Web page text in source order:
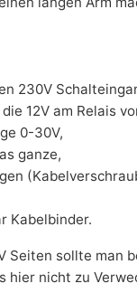
230V
12V am Relais
0-30V,
ganze,
Kabelbinder.
Seiten sollte man
hier nicht zu